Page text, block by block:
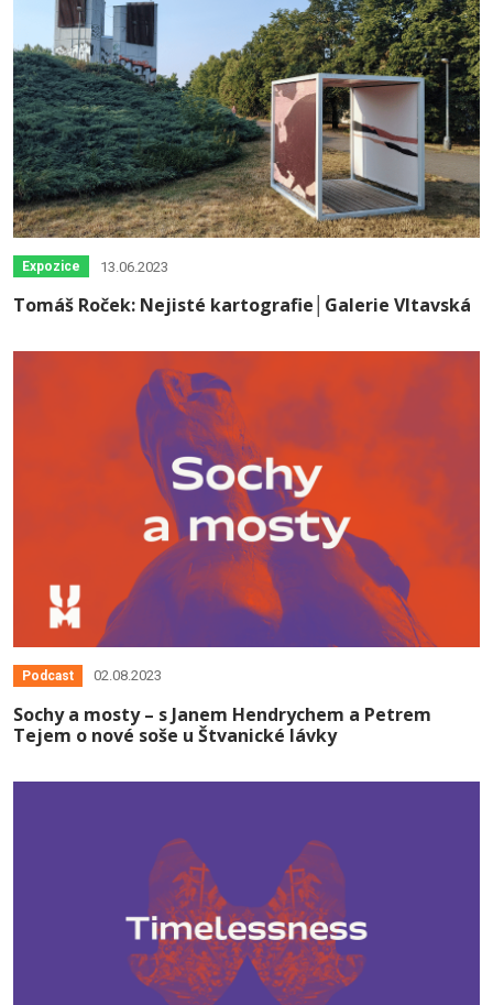
Expozice 13.06.2023
Tomáš Roček: Nejisté kartografie│Galerie Vltavská
Podcast 02.08.2023
Sochy a mosty – s Janem Hendrychem a Petrem
Tejem o nové soše u Štvanické lávky